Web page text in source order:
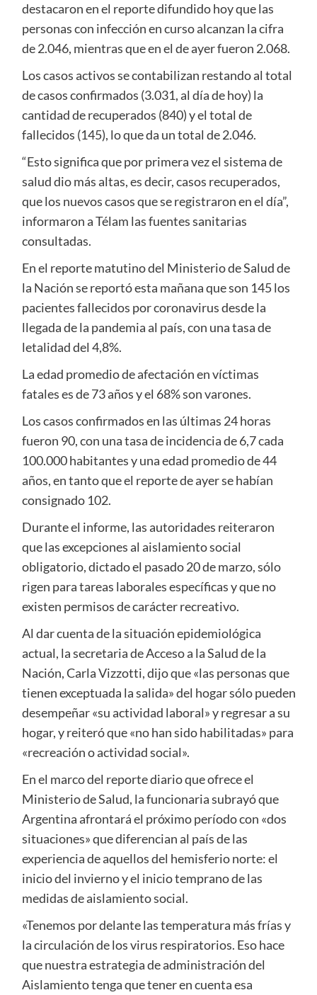
destacaron en el reporte difundido hoy que las
personas con infección en curso alcanzan la cifra
de 2.046, mientras que en el de ayer fueron 2.068.
Los casos activos se contabilizan restando al total
de casos confirmados (3.031, al día de hoy) la
cantidad de recuperados (840) y el total de
fallecidos (145), lo que da un total de 2.046.
“Esto significa que por primera vez el sistema de
salud dio más altas, es decir, casos recuperados,
que los nuevos casos que se registraron en el día”,
informaron a Télam las fuentes sanitarias
consultadas.
En el reporte matutino del Ministerio de Salud de
la Nación se reportó esta mañana que son 145 los
pacientes fallecidos por coronavirus desde la
llegada de la pandemia al país, con una tasa de
letalidad del 4,8%.
La edad promedio de afectación en víctimas
fatales es de 73 años y el 68% son varones.
Los casos confirmados en las últimas 24 horas
fueron 90, con una tasa de incidencia de 6,7 cada
100.000 habitantes y una edad promedio de 44
años, en tanto que el reporte de ayer se habían
consignado 102.
Durante el informe, las autoridades reiteraron
que las excepciones al aislamiento social
obligatorio, dictado el pasado 20 de marzo, sólo
rigen para tareas laborales específicas y que no
existen permisos de carácter recreativo.
Al dar cuenta de la situación epidemiológica
actual, la secretaria de Acceso a la Salud de la
Nación, Carla Vizzotti, dijo que «las personas que
tienen exceptuada la salida» del hogar sólo pueden
desempeñar «su actividad laboral» y regresar a su
hogar, y reiteró que «no han sido habilitadas» para
«recreación o actividad social».
En el marco del reporte diario que ofrece el
Ministerio de Salud, la funcionaria subrayó que
Argentina afrontará el próximo período con «dos
situaciones» que diferencian al país de las
experiencia de aquellos del hemisferio norte: el
inicio del invierno y el inicio temprano de las
medidas de aislamiento social.
«Tenemos por delante las temperatura más frías y
la circulación de los virus respiratorios. Eso hace
que nuestra estrategia de administración del
Aislamiento tenga que tener en cuenta esa